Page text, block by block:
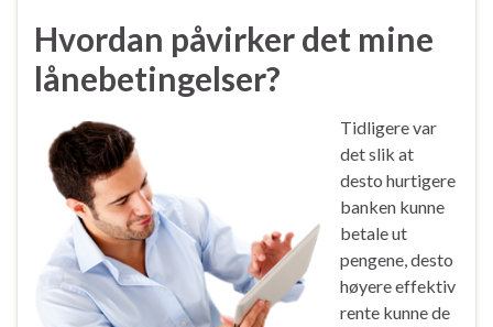
Hvordan påvirker det mine
lånebetingelser?
Tidligere var
det slik at
desto hurtigere
banken kunne
betale ut
pengene, desto
høyere effektiv
rente kunne de